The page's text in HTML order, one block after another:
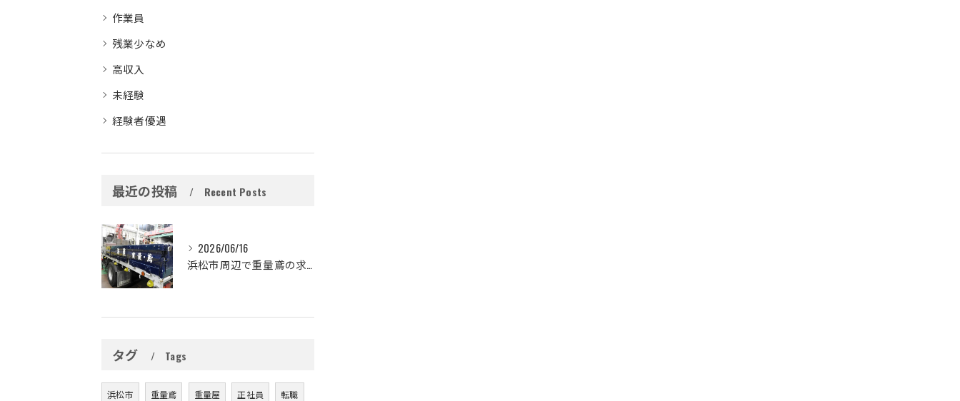
作業員
残業少なめ
高収入
未経験
経験者優遇
最近の投稿 Recent Posts
2026/06/16
浜松市周辺で重量鳶の求人をお探しの方へ
タグ Tags
浜松市 重量鳶 重量屋 正社員 転職